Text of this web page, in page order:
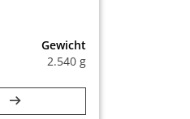
Gewicht
2.540 g